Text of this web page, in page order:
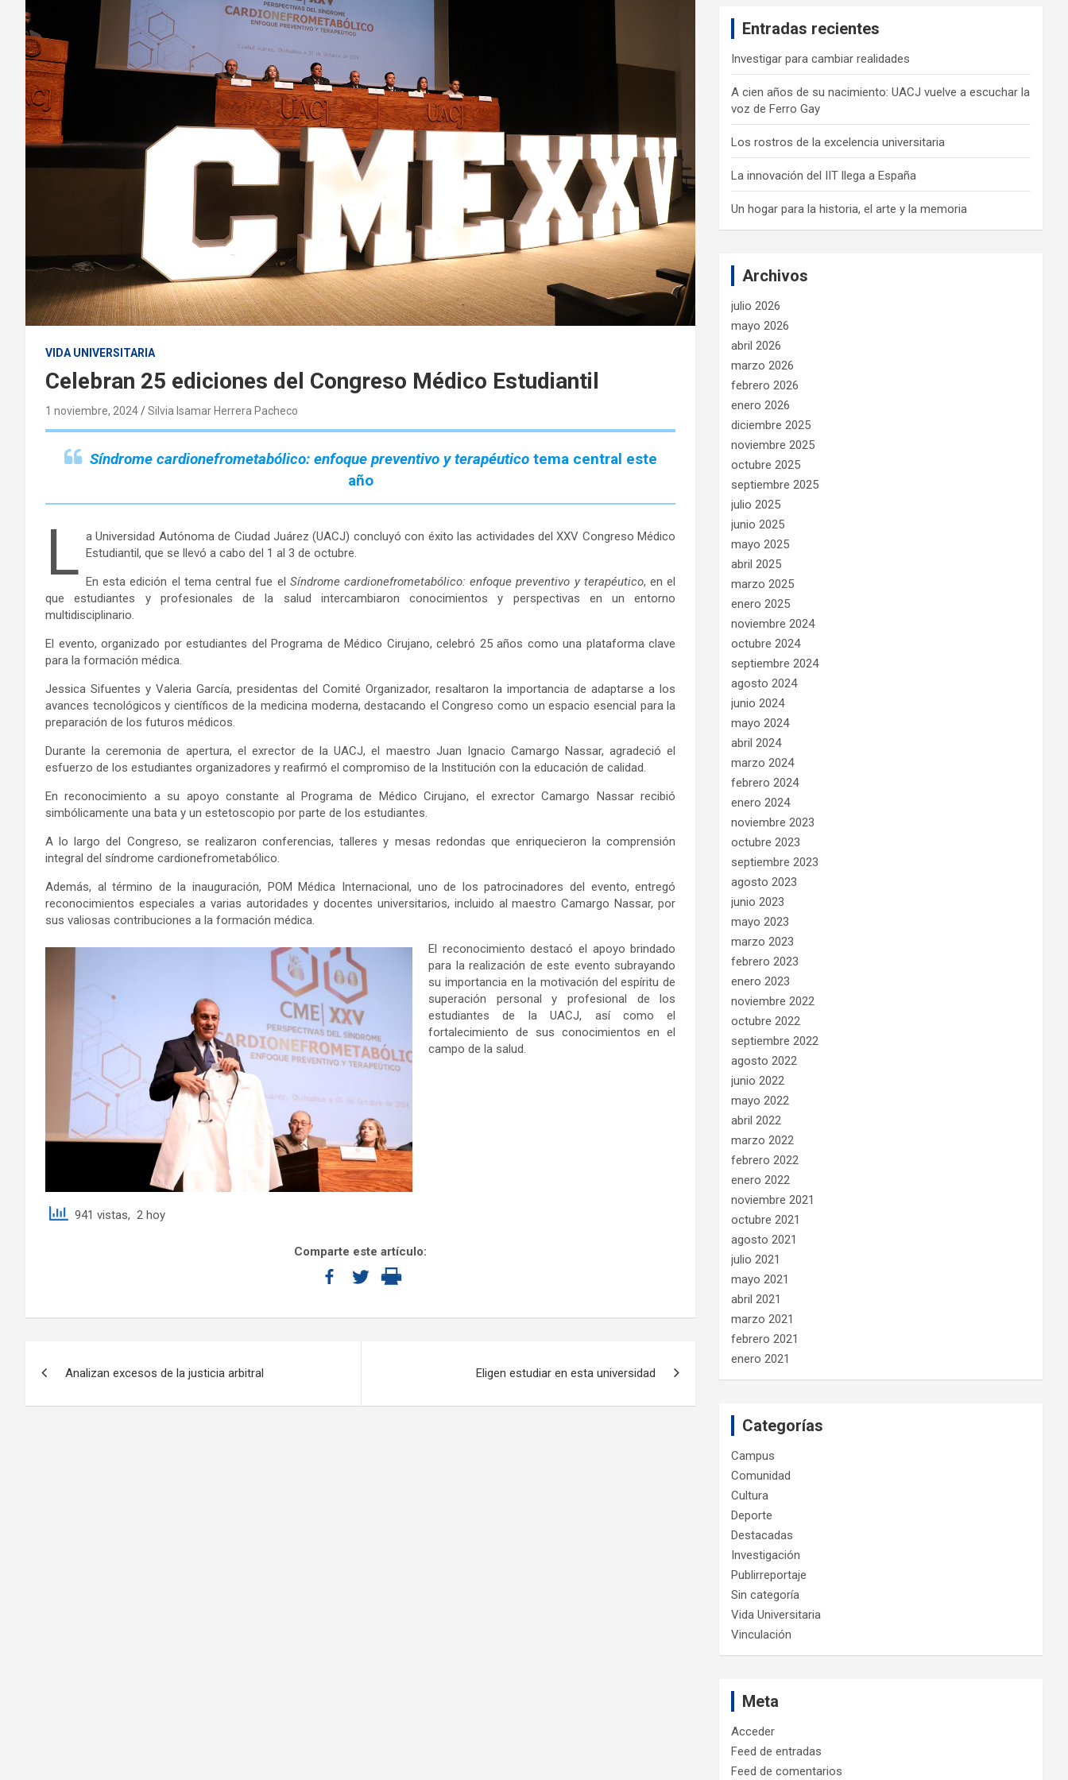
VIDA UNIVERSITARIA
Celebran 25 ediciones del Congreso Médico Estudiantil
1 noviembre, 2024 Silvia Isamar Herrera Pacheco
Síndrome cardionefrometabólico: enfoque preventivo y terapéuticotema central este
año
L a Universidad Autónoma de Ciudad Juárez (UACJ) concluyó con éxito las actividades del XXV Congreso Médico
Estudiantil, que se llevó a cabo del 1 al 3 de octubre.
En esta edición el tema central fue el Síndrome cardionefrometabólico: enfoque preventivo y terapéutico, en el
que estudiantes y profesionales de la salud intercambiaron conocimientos y perspectivas en un entorno
multidisciplinario.
El evento, organizado por estudiantes del Programa de Médico Cirujano, celebró 25 años como una plataforma clave
para la formación médica.
Jessica Sifuentes y Valeria García, presidentas del Comité Organizador, resaltaron la importancia de adaptarse a los
avances tecnológicos y científicos de la medicina moderna, destacando el Congreso como un espacio esencial para la
preparación de los futuros médicos.
Durante la ceremonia de apertura, el exrector de la UACJ, el maestro Juan Ignacio Camargo Nassar, agradeció el
esfuerzo de los estudiantes organizadores y reafirmó el compromiso de la Institución con la educación de calidad.
En reconocimiento a su apoyo constante al Programa de Médico Cirujano, el exrector Camargo Nassar recibió
simbólicamente una bata y un estetoscopio por parte de los estudiantes.
A lo largo del Congreso, se realizaron conferencias, talleres y mesas redondas que enriquecieron la comprensión
integral del síndrome cardionefrometabólico.
Además, al término de la inauguración, POM Médica Internacional, uno de los patrocinadores del evento, entregó
reconocimientos especiales a varias autoridades y docentes universitarios, incluido al maestro Camargo Nassar, por
sus valiosas contribuciones a la formación médica.
El reconocimiento destacó el apoyo brindado
para la realización de este evento subrayando
su importancia en la motivación del espíritu de
superación personal y profesional de los
estudiantes de la UACJ, así como el
fortalecimiento de sus conocimientos en el
campo de la salud.
941 vistas, 2 hoy
Comparte este artículo:
Analizan excesos de la justicia arbitral Eligen estudiar en esta universidad
Entradas recientes
Investigar para cambiar realidades
A cien años de su nacimiento: UACJ vuelve a escuchar la
voz de Ferro Gay
Los rostros de la excelencia universitaria
La innovación del IIT llega a España
Un hogar para la historia, el arte y la memoria
Archivos
julio 2026
mayo 2026
abril 2026
marzo 2026
febrero 2026
enero 2026
diciembre 2025
noviembre 2025
octubre 2025
septiembre 2025
julio 2025
junio 2025
mayo 2025
abril 2025
marzo 2025
enero 2025
noviembre 2024
octubre 2024
septiembre 2024
agosto 2024
junio 2024
mayo 2024
abril 2024
marzo 2024
febrero 2024
enero 2024
noviembre 2023
octubre 2023
septiembre 2023
agosto 2023
junio 2023
mayo 2023
marzo 2023
febrero 2023
enero 2023
noviembre 2022
octubre 2022
septiembre 2022
agosto 2022
junio 2022
mayo 2022
abril 2022
marzo 2022
febrero 2022
enero 2022
noviembre 2021
octubre 2021
agosto 2021
julio 2021
mayo 2021
abril 2021
marzo 2021
febrero 2021
enero 2021
Categorías
Campus
Comunidad
Cultura
Deporte
Destacadas
Investigación
Publirreportaje
Sin categoría
Vida Universitaria
Vinculación
Meta
Acceder
Feed de entradas
Feed de comentarios